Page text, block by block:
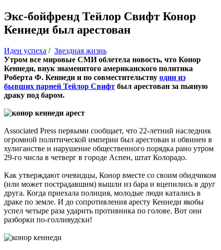
Экс-бойфренд Тейлор Свифт Конор
Кеннеди был арестован
Идеи успеха / Звездная жизнь
Утром все мировые СМИ облетела новость, что Конор
Кеннеди, внук знаменитого американского политика
Роберта Ф. Кеннеди и по совместительству один из
бывших парней Тейлор Свифт был арестован за пьяную
драку под баром.
Associated Press первыми сообщает, что 22-летний наследник
огромной политической империи был арестован и обвинен в
хулиганстве и нарушение общественного порядка рано утром
29-го числа в четверг в городе Аспен, штат Колорадо.
Как утверждают очевидцы, Конор вместе со своим обидчиком
(или может пострадавшим) вышли из бара и вцепились в друг
друга. Когда приехала полиция, молодые люди катались в
драке по земле. И до сопротивления аресту Кеннеди якобы
успел четыре раза ударить противника по голове. Вот они
разборки по-голливудски!